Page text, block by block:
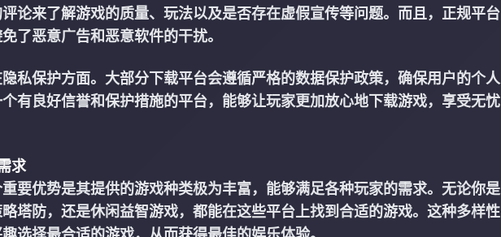
论来了解游戏的质量、玩法以及是否存在虚假宣传等问题。而且，正规平台
了恶意广告和恶意软件的干扰。
私保护方面。大部分下载平台会遵循严格的数据保护政策，确保用户的个人
有良好信誉和保护措施的平台，能够让玩家更加放心地下载游戏，享受无忧
求
要优势是其提供的游戏种类极为丰富，能够满足各种玩家的需求。无论你是
塔防，还是休闲益智游戏，都能在这些平台上找到合适的游戏。这种多样性